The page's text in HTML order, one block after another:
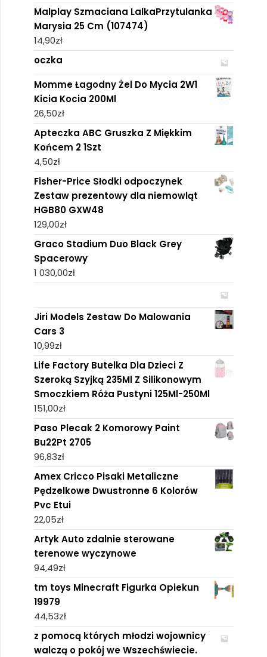
Malplay Szmaciana LalkaPrzytulanka
Marysia 25 Cm (107474)
14,90zł
oczka
Momme Łagodny Żel Do Mycia 2W1
Kicia Kocia 200Ml
26,50zł
Apteczka ABC Gruszka Z Miękkim
Końcem 2 1Szt
4,50zł
Fisher-Price Słodki odpoczynek
Zestaw prezentowy dla niemowląt
HGB80 GXW48
129,00zł
Graco Stadium Duo Black Grey
Spacerowy
1 030,00zł
Jiri Models Zestaw Do Malowania
Cars 3
10,99zł
Life Factory Butelka Dla Dzieci Z
Szeroką Szyjką 235Ml Z Silikonowym
Smoczkiem Róża Pustyni 125Ml-250Ml
151,00zł
Paso Plecak 2 Komorowy Paint
Bu22Pt 2705
96,83zł
Amex Cricco Pisaki Metaliczne
Pędzelkowe Dwustronne 6 Kolorów
Pvc Etui
22,05zł
Artyk Auto zdalnie sterowane
terenowe wyczynowe
94,49zł
tm toys Minecraft Figurka Opiekun
19979
44,53zł
z pomocą których młodzi wojownicy
walczą o pokój we Wszechświecie.